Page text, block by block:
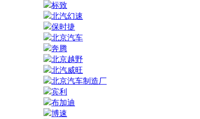
标致
北汽幻速
保时捷
北京汽车
奔腾
北京越野
北汽威旺
北京汽车制造厂
宾利
布加迪
博速